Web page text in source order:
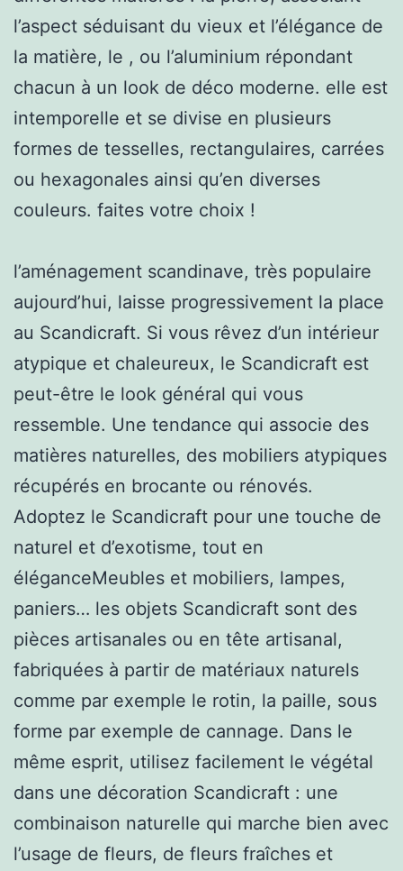
l’aspect séduisant du vieux et l’élégance de
la matière, le , ou l’aluminium répondant
chacun à un look de déco moderne. elle est
intemporelle et se divise en plusieurs
formes de tesselles, rectangulaires, carrées
ou hexagonales ainsi qu’en diverses
couleurs. faites votre choix !
l’aménagement scandinave, très populaire
aujourd’hui, laisse progressivement la place
au Scandicraft. Si vous rêvez d’un intérieur
atypique et chaleureux, le Scandicraft est
peut-être le look général qui vous
ressemble. Une tendance qui associe des
matières naturelles, des mobiliers atypiques
récupérés en brocante ou rénovés.
Adoptez le Scandicraft pour une touche de
naturel et d’exotisme, tout en
éléganceMeubles et mobiliers, lampes,
paniers… les objets Scandicraft sont des
pièces artisanales ou en tête artisanal,
fabriquées à partir de matériaux naturels
comme par exemple le rotin, la paille, sous
forme par exemple de cannage. Dans le
même esprit, utilisez facilement le végétal
dans une décoration Scandicraft : une
combinaison naturelle qui marche bien avec
l’usage de fleurs, de fleurs fraîches et